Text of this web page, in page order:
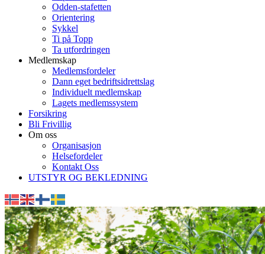
Odden-stafetten
Orientering
Sykkel
Ti på Topp
Ta utfordringen
Medlemskap
Medlemsfordeler
Dann eget bedriftsidrettslag
Individuelt medlemskap
Lagets medlemssystem
Forsikring
Bli Frivillig
Om oss
Organisasjon
Helsefordeler
Kontakt Oss
UTSTYR OG BEKLEDNING